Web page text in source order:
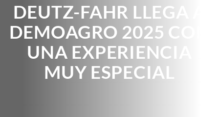
DEUTZ-FAHR LLEGA A
DEMOAGRO 2025 CON
UNA EXPERIENCIA
MUY ESPECIAL